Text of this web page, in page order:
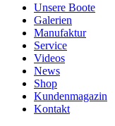
Unsere Boote
Galerien
Manufaktur
Service
Videos
News
Shop
Kundenmagazin
Kontakt